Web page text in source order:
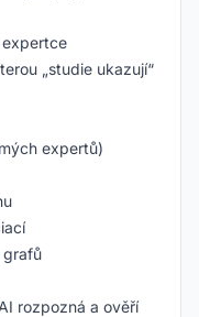
expertce
„studie ukazují“
expertů)
grafů
rozpozná a ověří